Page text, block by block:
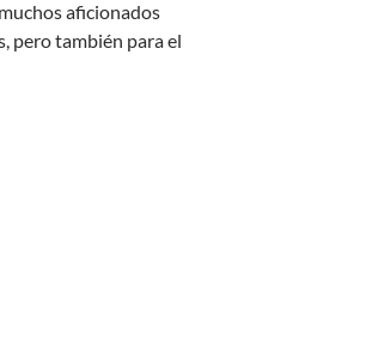
aficionados
pero también para el